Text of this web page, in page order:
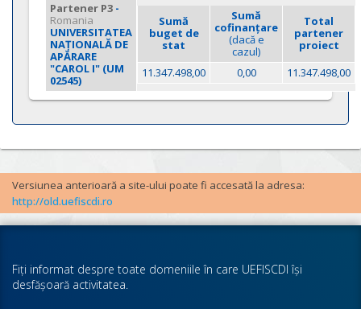
Partener P3 -
Romania
UNIVERSITATEA
NAŢIONALĂ DE
APĂRARE
"CAROL I" (UM
02545)
Sumă
buget de
stat
Sumă
cofinanțare
(dacă e
cazul)
Total
partener
proiect
11.347.498,00
0,00 11.347.498,00
Versiunea anterioară a site-ului poate fi accesată la adresa:
http://old.uefiscdi.ro
Fiţi informat despre toate domeniile în care UEFISCDI îşi
desfăşoară activitatea.